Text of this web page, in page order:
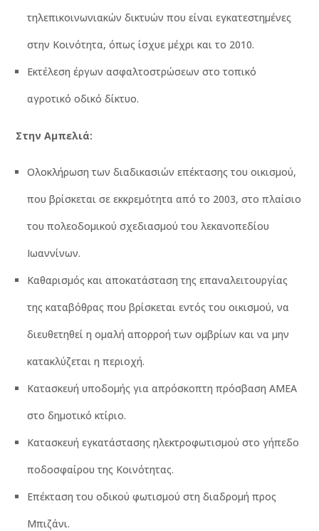
τηλεπικοινωνιακών δικτυών που είναι εγκατεστημένες
στην Κοινότητα, όπως ίσχυε μέχρι και το 2010.
Εκτέλεση έργων ασφαλτοστρώσεων στο τοπικό
αγροτικό οδικό δίκτυο.
Στην Αμπελιά:
Ολοκλήρωση των διαδικασιών επέκτασης του οικισμού,
που βρίσκεται σε εκκρεμότητα από το 2003, στο πλαίσιο
του πολεοδομικού σχεδιασμού του λεκανοπεδίου
Ιωαννίνων.
Καθαρισμός και αποκατάσταση της επαναλειτουργίας
της καταβόθρας που βρίσκεται εντός του οικισμού, να
διευθετηθεί η ομαλή απορροή των ομβρίων και να μην
κατακλύζεται η περιοχή.
Κατασκευή υποδομής για απρόσκοπτη πρόσβαση ΑΜΕΑ
στο δημοτικό κτίριο.
Κατασκευή εγκατάστασης ηλεκτροφωτισμού στο γήπεδο
ποδοσφαίρου της Κοινότητας.
Επέκταση του οδικού φωτισμού στη διαδρομή προς
Μπιζάνι.